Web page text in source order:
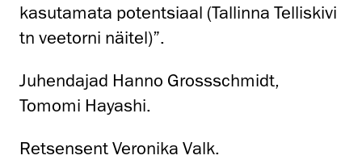
kasutamata potentsiaal (Tallinna Telliskivi
tn veetorni näitel)”.
Juhendajad Hanno Grossschmidt,
Tomomi Hayashi.
Retsensent Veronika Valk.